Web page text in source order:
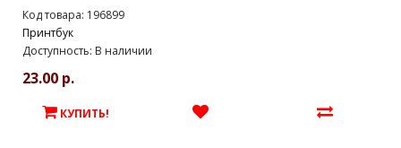
Код товара: 196899
Принтбук
Доступность: В наличии
23.00 р.
КУПИТЬ!